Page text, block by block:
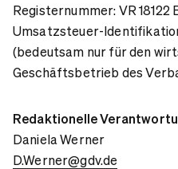
Registernummer: VR 18122
Umsatzsteuer-
(bedeutsam nur für den
Geschäftsbetrieb des
Redaktionelle
Daniela Werner
D.Werner@gdv.de